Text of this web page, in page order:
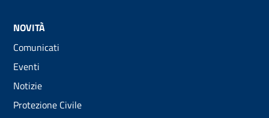
NOVITÀ
Comunicati
Eventi
Notizie
Protezione Civile